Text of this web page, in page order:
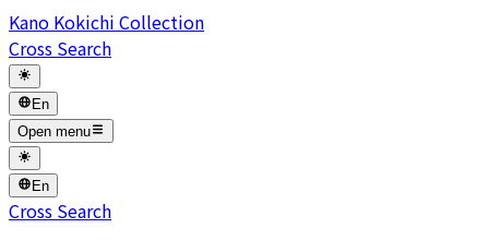
Kano Kokichi Collection
Cross Search
En
Open menu
En
Cross Search